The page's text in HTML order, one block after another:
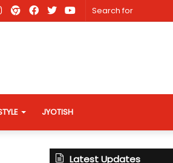
Youtube
X
Facebook
AD
Instagram
JYOTISH
Latest Updates